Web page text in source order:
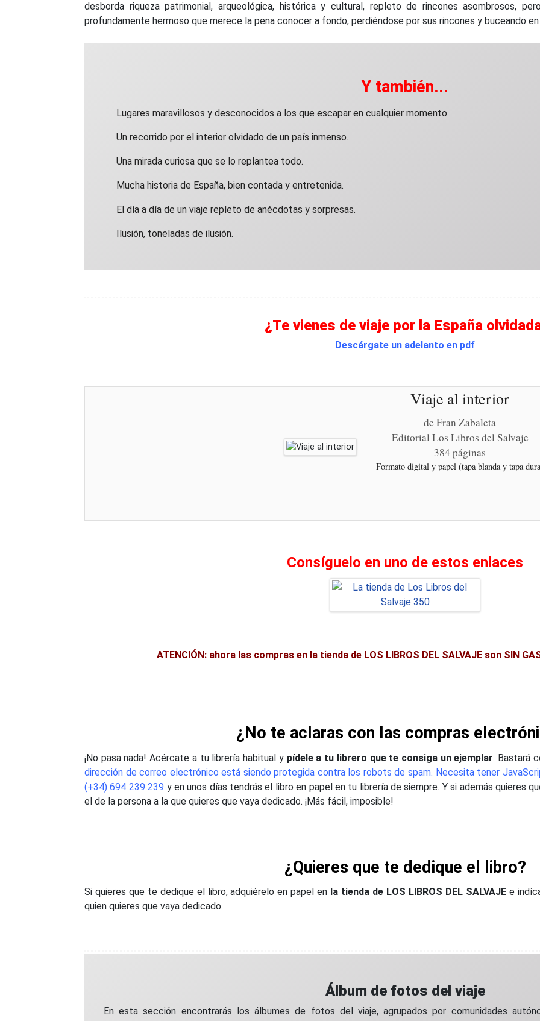
desborda riqueza patrimonial, arqueológica, histórica y cultural, repleto de rincones asombrosos,
profundamente hermoso que merece la pena conocer a fondo, perdiéndose por sus rincones y buceando
Y también...
Lugares maravillosos y desconocidos a los que escapar en cualquier momento.
Un recorrido por el interior olvidado de un país inmenso.
Una mirada curiosa que se lo replantea todo.
Mucha historia de España, bien contada y entretenida.
El día a día de un viaje repleto de anécdotas y sorpresas.
Ilusión, toneladas de ilusión.
¿Te vienes de viaje por la España
Descárgate un adelanto en pdf
Viaje al interior
de Fran Zabaleta
Editorial Los Libros del Salvaje
384 páginas
Formato digital y papel (tapa blanda y tapa
Consíguelo en uno de estos enlaces
ATENCIÓN: ahora las compras en la tienda de LOS LIBROS DEL SALVAJE son SIN
¿No te aclaras con las compras
¡No pasa nada! Acércate a tu librería habitual y pídele a tu librero que te consiga un ejemplar. Bastará
dirección de correo electrónico está siendo protegida contra los robots de spam. Necesita tener
(+34) 694 239 239 y en unos días tendrás el libro en papel en tu librería de siempre. Y si además quieres
el de la persona a la que quieres que vaya dedicado. ¡Más fácil, imposible!
¿Quieres que te dedique el libro?
Si quieres que te dedique el libro, adquiérelo en papel en la tienda de LOS LIBROS DEL SALVAJE e
quien quieres que vaya dedicado.
Álbum de fotos del viaje
En esta sección encontrarás los álbumes de fotos del viaje, agrupados por comunidades